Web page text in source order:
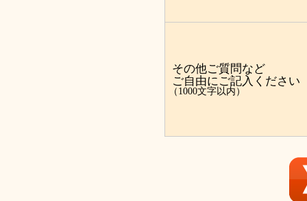
その他ご質問など
ご自由にご記入ください
（1000文字以内）